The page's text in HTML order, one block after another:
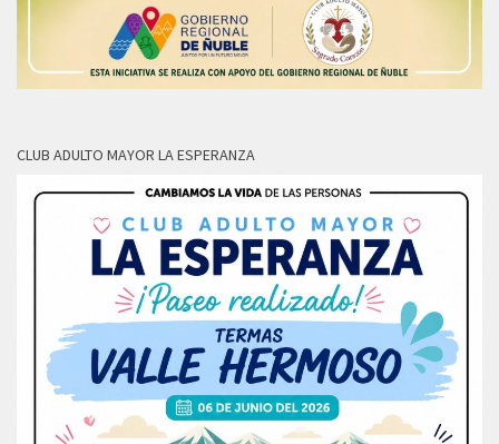
CLUB ADULTO MAYOR LA ESPERANZA